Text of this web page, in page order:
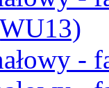
-